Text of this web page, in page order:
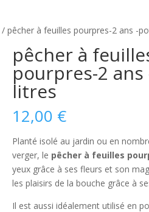
/ pêcher à feuilles pourpres-2 ans -
pêcher à
pourpres-2 ans
litres
12,00 €
Planté isolé au jardin ou en
verger, le pêcher à feuilles
yeux grâce à ses fleurs et son
les plaisirs de la bouche grâce à
Il est aussi idéalement utilisé en